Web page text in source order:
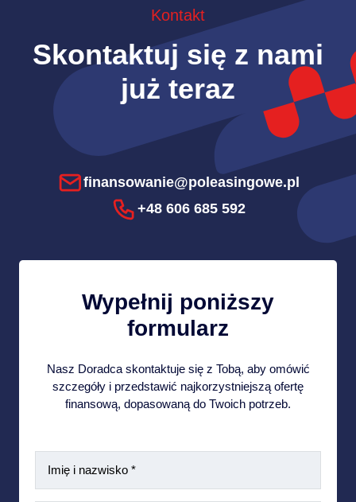
Kontakt
Skontaktuj się z nami
już teraz
finansowanie@poleasingowe.pl
+48 606 685 592
Wypełnij poniższy
formularz
Nasz Doradca skontaktuje się z Tobą, aby omówić
szczegóły i przedstawić najkorzystniejszą ofertę
finansową, dopasowaną do Twoich potrzeb.